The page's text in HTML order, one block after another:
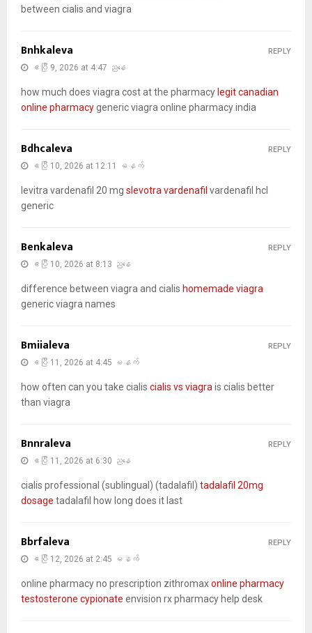
between cialis and viagra
Bnhkaleva
ဧပြီ 9, 2026 at 4:47 ညနေ
how much does viagra cost at the pharmacy legit canadian
online pharmacygeneric viagra online pharmacy india
REPLY
Bdhcaleva
ဧပြီ 10, 2026 at 12:11 မနက်
levitra vardenafil 20 mg slevotra vardenafil vardenafil hcl
generic
REPLY
Benkaleva
ဧပြီ 10, 2026 at 8:13 ညနေ
difference between viagra and cialis homemade viagra
generic viagra names
REPLY
Bmiialeva
ဧပြီ 11, 2026 at 4:45 မနက်
how often can you take cialis cialis vs viagra is cialis better
than viagra
REPLY
Bnnraleva
ဧပြီ 11, 2026 at 6:30 ညနေ
cialis professional (sublingual) (tadalafil) tadalafil 20mg
dosage tadalafil how long does it last
REPLY
Bbrfaleva
ဧပြီ 12, 2026 at 2:45 မနက်
online pharmacy no prescription zithromaxonline pharmacy
testosterone cypionate envision rx pharmacy help desk
REPLY